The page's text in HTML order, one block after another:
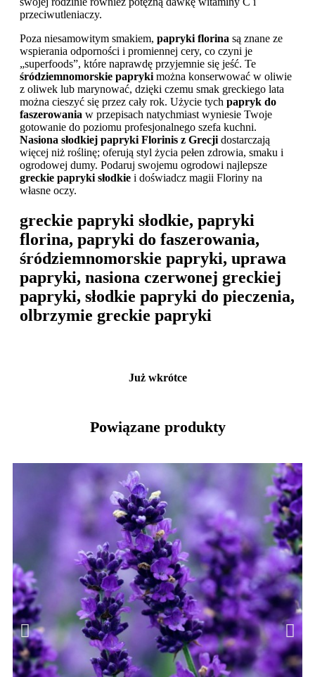
przeciwutleniaczy.
Poza niesamowitym smakiem, papryki florina są znane ze
wspierania odporności i promiennej cery, co czyni je
„superfoods”, które naprawdę przyjemnie się jeść. Te
śródziemnomorskie paprykimożna konserwować w oliwie
z oliwek lub marynować, dzięki czemu smak greckiego lata
można cieszyć się przez cały rok. Użycie tych papryk do
faszerowania w przepisach natychmiast wyniesie Twoje
gotowanie do poziomu profesjonalnego szefa kuchni.
Nasiona słodkiej papryki Florinis z Grecjidostarczają
więcej niż roślinę; oferują styl życia pełen zdrowia, smaku i
ogrodowej dumy. Podaruj swojemu ogrodowi najlepsze
greckie papryki słodkie i doświadcz magii Floriny na
własne oczy.
greckie papryki słodkie, papryki
florina, papryki do faszerowania,
śródziemnomorskie papryki, uprawa
papryki, nasiona czerwonej greckiej
papryki, słodkie papryki do pieczenia,
olbrzymie greckie papryki
Już wkrótce
Powiązane produkty